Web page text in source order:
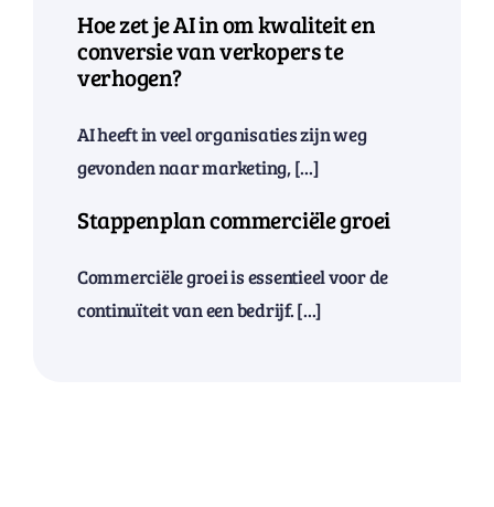
Hoe zet je AI in om kwaliteit en
conversie van verkopers te
verhogen?
AI heeft in veel organisaties zijn weg
gevonden naar marketing, [...]
Stappenplan commerciële groei
Commerciële groei is essentieel voor de
continuïteit van een bedrijf. [...]